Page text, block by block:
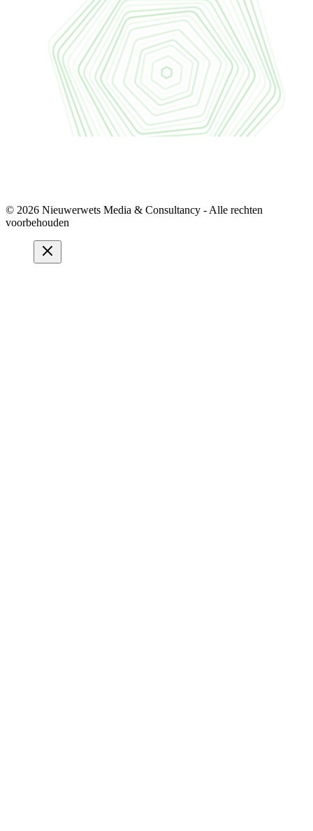
© 2026 Nieuwerwets Media & Consultancy - Alle rechten
voorbehouden